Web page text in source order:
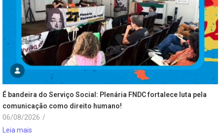
É bandeira do Serviço Social: Plenária FNDC fortalece luta pela
comunicação como direito humano!
06/08/2026 /
Leia mais